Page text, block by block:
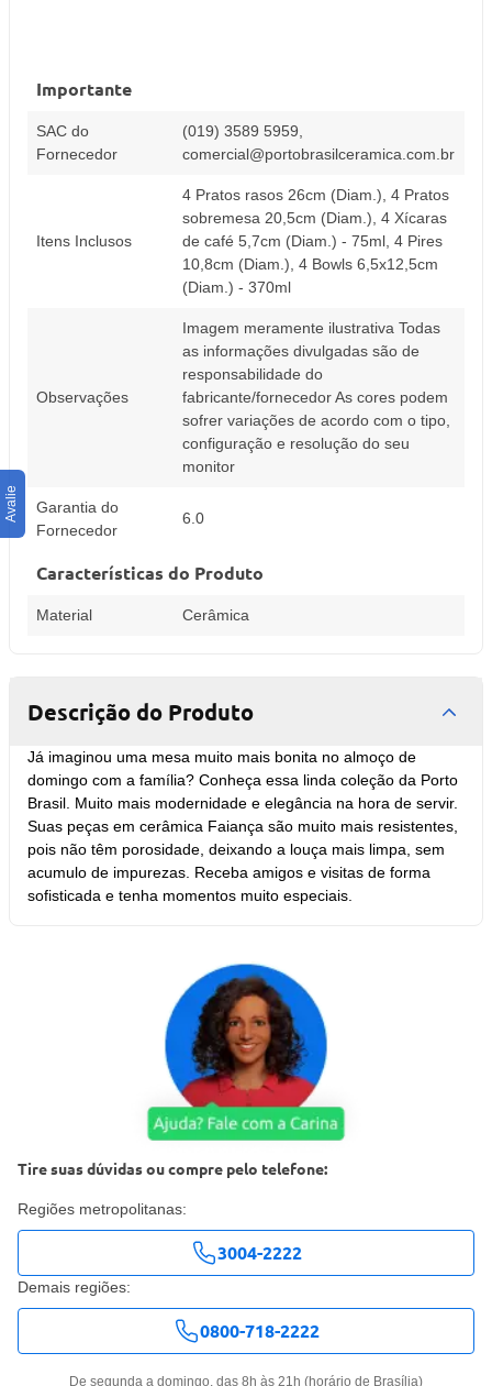
Importante
SAC do
Fornecedor
(019) 3589 5959,
comercial@portobrasilceramica.com.br
Itens Inclusos
4 Pratos rasos 26cm (Diam.), 4 Pratos
sobremesa 20,5cm (Diam.), 4 Xícaras
de café 5,7cm (Diam.) - 75ml, 4 Pires
10,8cm (Diam.), 4 Bowls 6,5x12,5cm
(Diam.) - 370ml
Observações
Imagem meramente ilustrativa Todas
as informações divulgadas são de
responsabilidade do
fabricante/fornecedor As cores podem
sofrer variações de acordo com o tipo,
configuração e resolução do seu
monitor
Garantia do
Fornecedor
6.0
Características do Produto
Material Cerâmica
Descrição do Produto
Já imaginou uma mesa muito mais bonita no almoço de
domingo com a família? Conheça essa linda coleção da Porto
Brasil. Muito mais modernidade e elegância na hora de servir.
Suas peças em cerâmica Faiança são muito mais resistentes,
pois não têm porosidade, deixando a louça mais limpa, sem
acumulo de impurezas. Receba amigos e visitas de forma
sofisticada e tenha momentos muito especiais.
Tire suas dúvidas ou compre pelo telefone:
Regiões metropolitanas:
3004-2222
Demais regiões:
0800-718-2222
De segunda a domingo, das 8h às 21h (horário de Brasília)